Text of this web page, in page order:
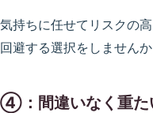
気持ちに任せてリスクの
回避する選択をしませんか
④：間違いなく重た